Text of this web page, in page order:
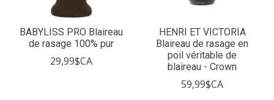
BABYLISS PRO Blaireau
de rasage 100% pur
29,99$CA
HENRI ET VICTORIA
Blaireau de rasage en
poil véritable de
blaireau - Crown
59,99$CA